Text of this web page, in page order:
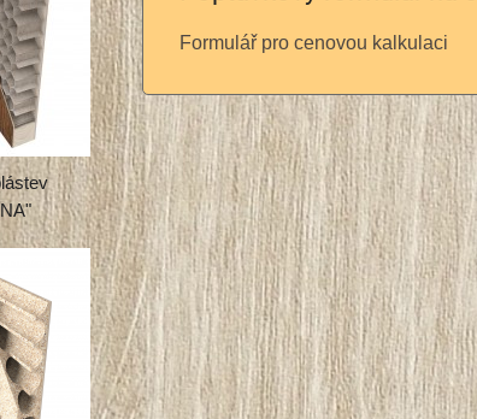
Formulář pro cenovou kalkulaci